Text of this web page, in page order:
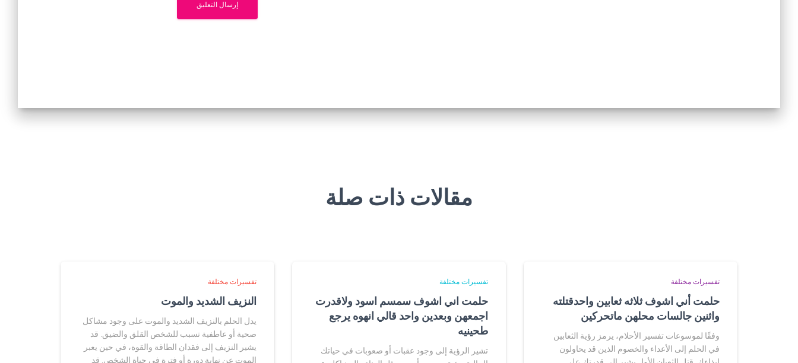
مقالات ذات صلة
تفسيرات مختلفة
حلمت أني اشوف ثلاثه ثعابين واحدقتلته
واثنين جالسات محلهن ماتحركين
وفقًا لموسوعات تفسير الأحلام، يرمز رؤية الثعابين
في الحلم إلى الأعداء والخصوم الذين قد يحاولون
تفسيرات مختلفة
حلمت اني اشوف سمسم اسود ولاقدرت
اجمعهن وبعدين واحد قالي انهوه يرجع
طحينيه
تشير الرؤية إلى وجود عقبات أو صعوبات في حياتك
تفسيرات مختلفة
النزيف الشديد والموت
يدل الحلم بالنزيف الشديد والموت على وجود مشاكل
صحية أو عاطفية تسبب للشخص القلق والضيق. قد
يشير النزيف إلى فقدان الطاقة والقوة، في حين يعبر
الموت عن نهاية دورة أو فترة في حياة الشخص. قد